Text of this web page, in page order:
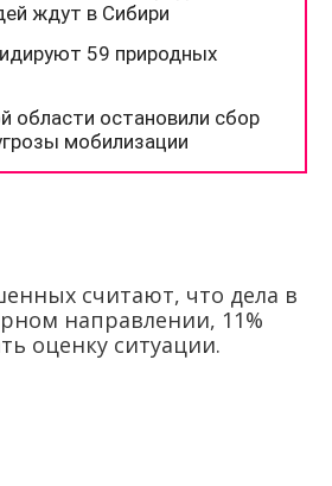
считают, что дела в
направлении, 11%
оценку ситуации.